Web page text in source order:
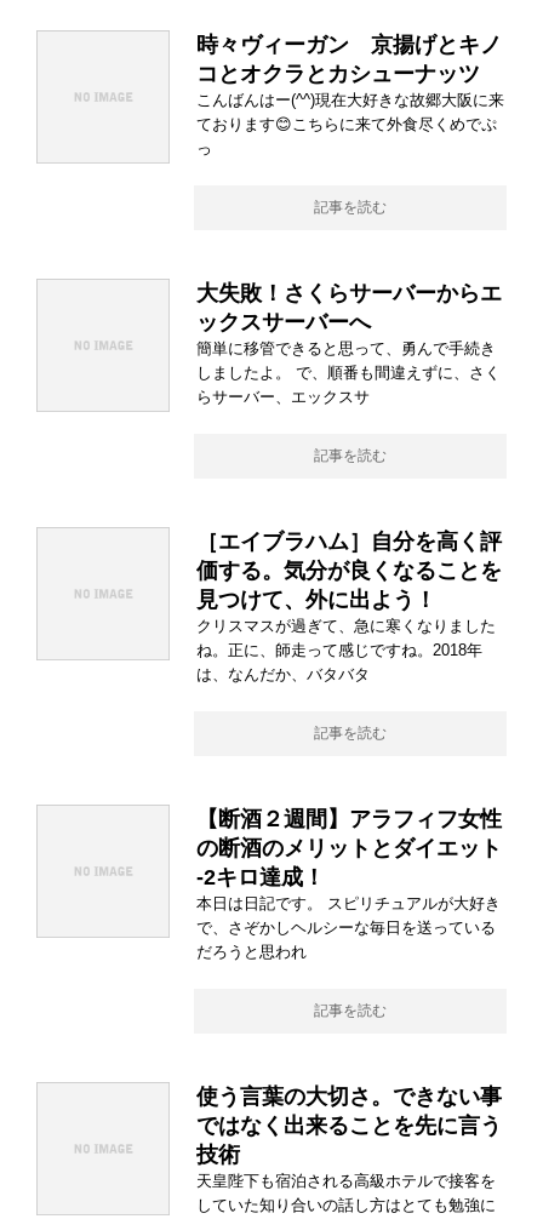
時々ヴィーガン 京揚げとキノ
コとオクラとカシューナッツ
こんばんはー(^^)現在大好きな故郷大阪に来
ております😊こちらに来て外食尽くめでぷ
っ
記事を読む
大失敗！さくらサーバーからエ
ックスサーバーへ
簡単に移管できると思って、勇んで手続き
しましたよ。 で、順番も間違えずに、さく
らサーバー、エックスサ
記事を読む
［エイブラハム］自分を高く評
価する。気分が良くなることを
見つけて、外に出よう！
クリスマスが過ぎて、急に寒くなりました
ね。正に、師走って感じですね。2018年
は、なんだか、バタバタ
記事を読む
【断酒２週間】アラフィフ女性
の断酒のメリットとダイエット
-2キロ達成！
本日は日記です。 スピリチュアルが大好き
で、さぞかしヘルシーな毎日を送っている
だろうと思われ
記事を読む
使う言葉の大切さ。できない事
ではなく出来ることを先に言う
技術
天皇陛下も宿泊される高級ホテルで接客を
していた知り合いの話し方はとても勉強に